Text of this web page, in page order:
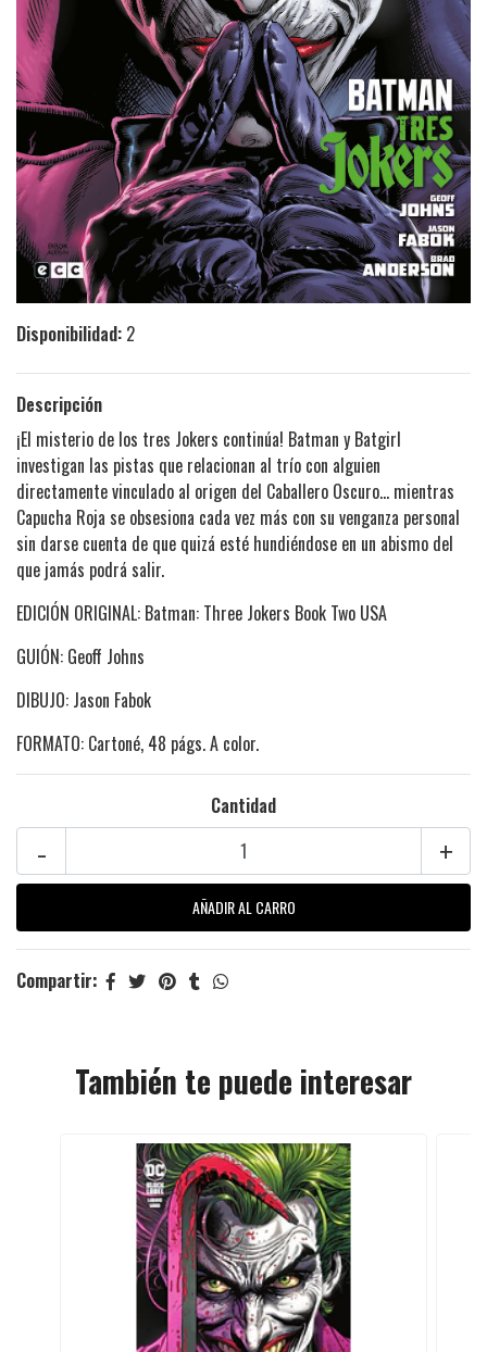
Disponibilidad: 2
Descripción
¡El misterio de los tres Jokers continúa! Batman y Batgirl
investigan las pistas que relacionan al trío con alguien
directamente vinculado al origen del Caballero Oscuro... mientras
Capucha Roja se obsesiona cada vez más con su venganza personal
sin darse cuenta de que quizá esté hundiéndose en un abismo del
que jamás podrá salir.
EDICIÓN ORIGINAL: Batman: Three Jokers Book Two USA
GUIÓN: Geoff Johns
DIBUJO: Jason Fabok
FORMATO: Cartoné, 48 págs. A color.
Cantidad
+
-
Compartir:
También te puede interesar